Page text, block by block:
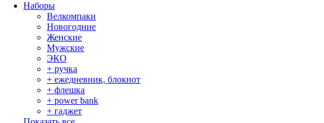
Наборы
Велкомпаки
Новогодние
Женские
Мужские
ЭКО
+ ручка
+ ежедневник, блокнот
+ флешка
+ power bank
+ гаджет